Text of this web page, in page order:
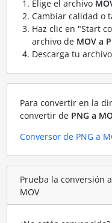
Elige el archivo
Cambiar calidad o
Haz clic en "Start
archivo de MOV a
Descarga tu archivo
Para convertir en la
convertir de PNG a
Conversor de PNG a
Prueba la conversión
MOV